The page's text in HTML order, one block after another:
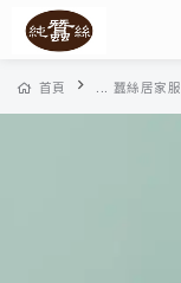
首頁 ... 蠶絲居家服